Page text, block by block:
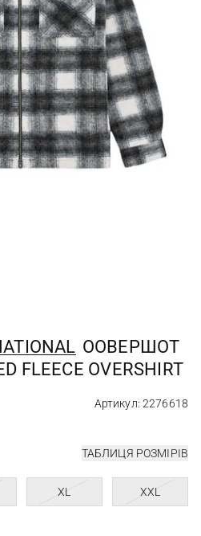
ООВЕРШОТ
FLEECE OVERSHIRT
Артикул: 2276618
ТАБЛИЦЯ РОЗМІРІВ
XL XXL